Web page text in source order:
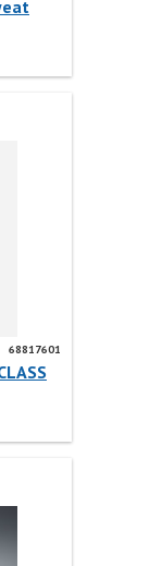
68817601